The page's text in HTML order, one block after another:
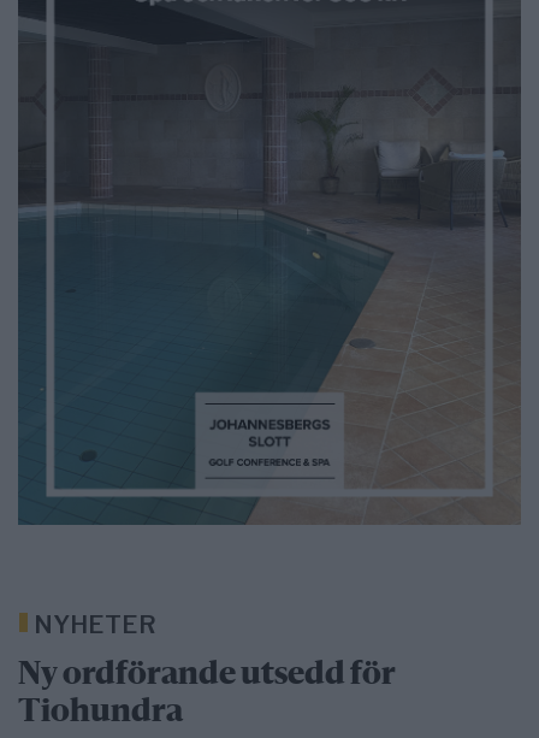
NYHETER
Ny ordförande utsedd för
Tiohundra